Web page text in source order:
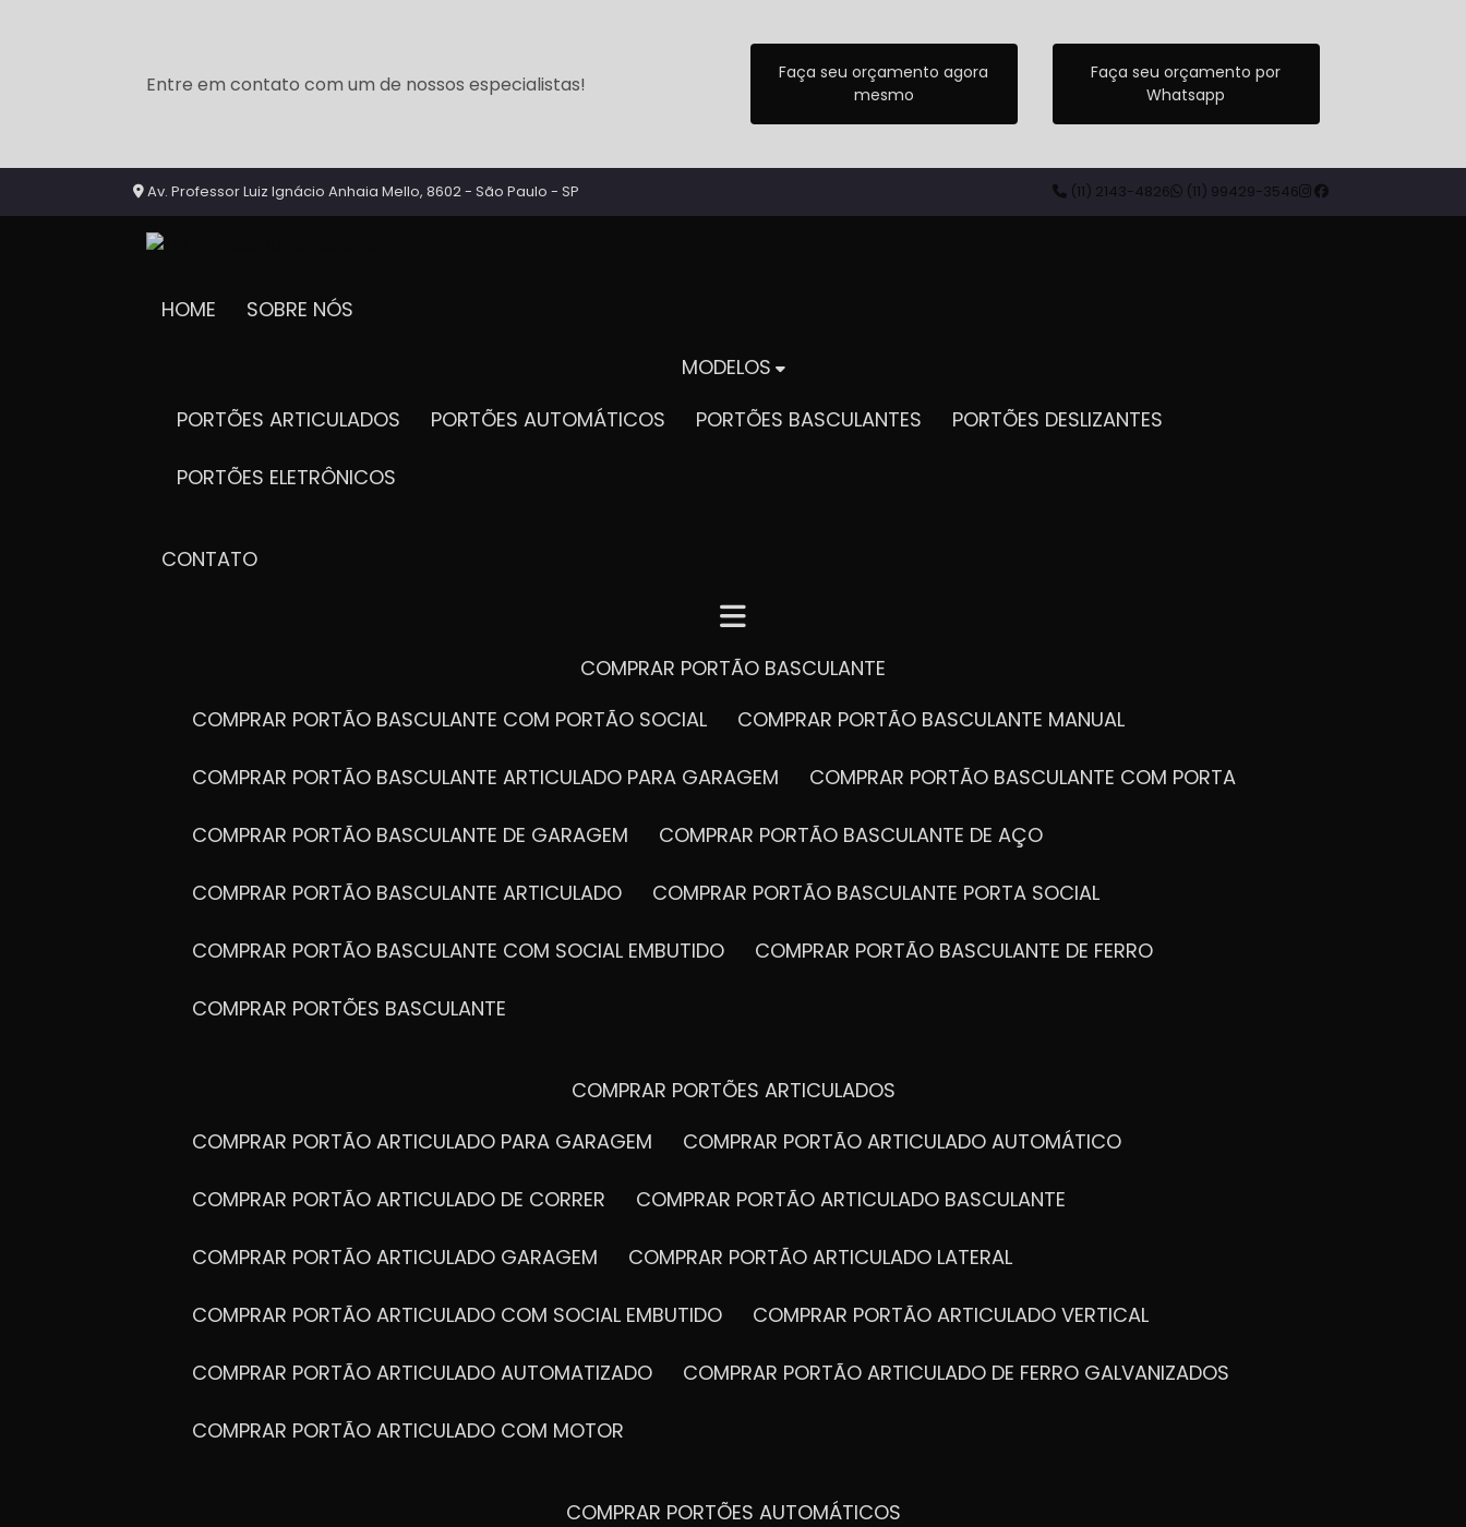
Entre em contato com um de nossos especialistas!
Faça seu orçamento agora
mesmo
Faça seu orçamento por
Whatsapp
Av. Professor Luiz Ignácio Anhaia Mello, 8602 - São Paulo - SP (11) 2143-4826 (11) 99429-3546
HOME SOBRE NÓS
MODELOS
PORTÕES ARTICULADOS
PORTÕES AUTOMÁTICOS PORTÕES BASCULANTES PORTÕES DESLIZANTES
PORTÕES ELETRÔNICOS
CONTATO
COMPRAR PORTÃO BASCULANTE
COMPRAR PORTÃO BASCULANTE COM PORTÃO SOCIAL
COMPRAR PORTÃO BASCULANTE MANUAL
COMPRAR PORTÃO BASCULANTE ARTICULADO PARA GARAGEM COMPRAR PORTÃO BASCULANTE COM PORTA
COMPRAR PORTÃO BASCULANTE DE GARAGEM COMPRAR PORTÃO BASCULANTE DE AÇO
COMPRAR PORTÃO BASCULANTE ARTICULADO COMPRAR PORTÃO BASCULANTE PORTA SOCIAL
COMPRAR PORTÃO BASCULANTE COM SOCIAL EMBUTIDO COMPRAR PORTÃO BASCULANTE DE FERRO
COMPRAR PORTÕES BASCULANTE
COMPRAR PORTÕES ARTICULADOS
COMPRAR PORTÃO ARTICULADO PARA GARAGEM
COMPRAR PORTÃO ARTICULADO AUTOMÁTICO
COMPRAR PORTÃO ARTICULADO DE CORRER COMPRAR PORTÃO ARTICULADO BASCULANTE
COMPRAR PORTÃO ARTICULADO GARAGEM COMPRAR PORTÃO ARTICULADO LATERAL
COMPRAR PORTÃO ARTICULADO COM SOCIAL EMBUTIDO COMPRAR PORTÃO ARTICULADO VERTICAL
COMPRAR PORTÃO ARTICULADO AUTOMATIZADO COMPRAR PORTÃO ARTICULADO DE FERRO GALVANIZADOS
COMPRAR PORTÃO ARTICULADO COM MOTOR
COMPRAR PORTÕES AUTOMÁTICOS